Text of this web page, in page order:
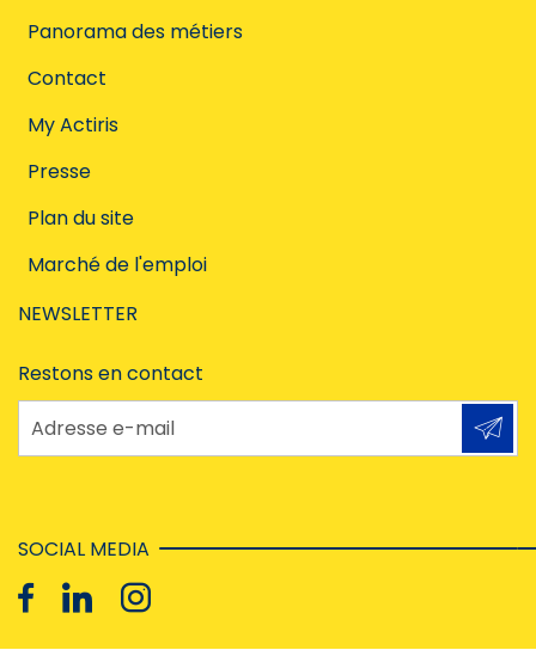
Panorama des métiers
Contact
My Actiris
Presse
Plan du site
Marché de l'emploi
NEWSLETTER
Restons en contact
Adresse e-mail
SOCIAL MEDIA